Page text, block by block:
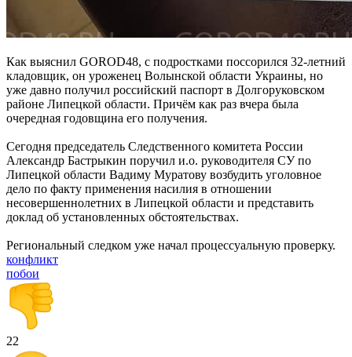
Как выяснил GOROD48, с подростками поссорился 32-летний
кладовщик, он уроженец Волынской области Украины, но
уже давно получил российский паспорт в Долгоруковском
районе Липецкой области. Причём как раз вчера была
очередная годовщина его получения.
Сегодня председатель Следственного комитета России
Александр Бастрыкин поручил и.о. руководителя СУ по
Липецкой области Вадиму Муратову возбудить уголовное
дело по факту применения насилия в отношении
несовершеннолетних в Липецкой области и представить
доклад об установленных обстоятельствах.
Региональный следком уже начал процессуальную проверку.
конфликт
побои
22